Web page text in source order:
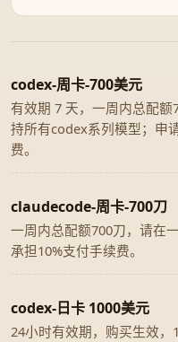
codex-周卡-700美元
有效期 7 天，一周内总配
持所有codex系列模型；申
费。
claudecode-周卡-700刀
一周内总配额700刀，请在
承担10%支付手续费。
codex-日卡 1000美元
24小时有效期，购买生效